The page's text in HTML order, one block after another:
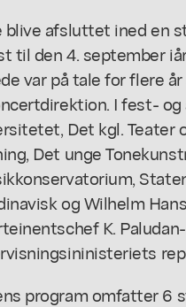
blive afsluttet ined en
til den 4. september
var på tale for flere
I fest-
Det kgl. Teater
Det unge
og Wilhelm
K.
program omfatter 6